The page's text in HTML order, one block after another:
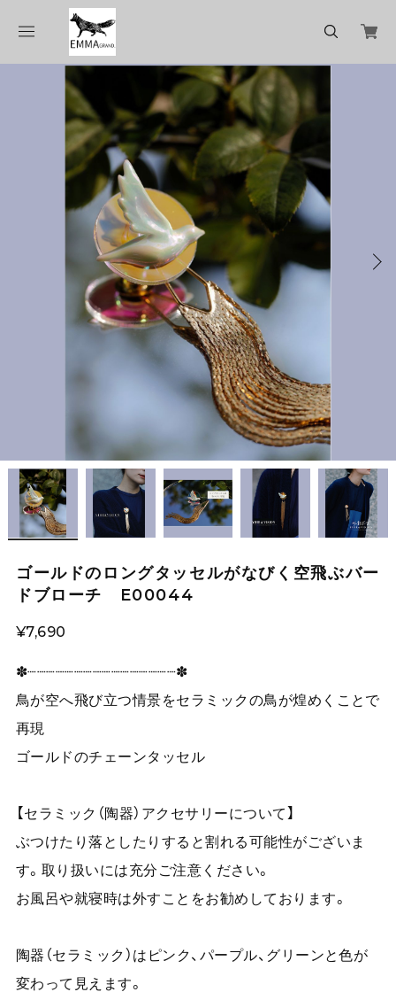
ゴールドのロングタッセルがなびく空飛ぶバー
ドブローチ E00044
¥7,690
✽┈┈┈┈┈┈┈┈┈┈┈┈┈┈┈┈✽
鳥が空へ飛び立つ情景をセラミックの鳥が煌めくことで
再現
ゴールドのチェーンタッセル
【セラミック（陶器）アクセサリーについて】
ぶつけたり落としたりすると割れる可能性がございま
す。取り扱いには充分ご注意ください。
お風呂や就寝時は外すことをお勧めしております。
陶器（セラミック）はピンク、パープル、グリーンと色が
変わって見えます。